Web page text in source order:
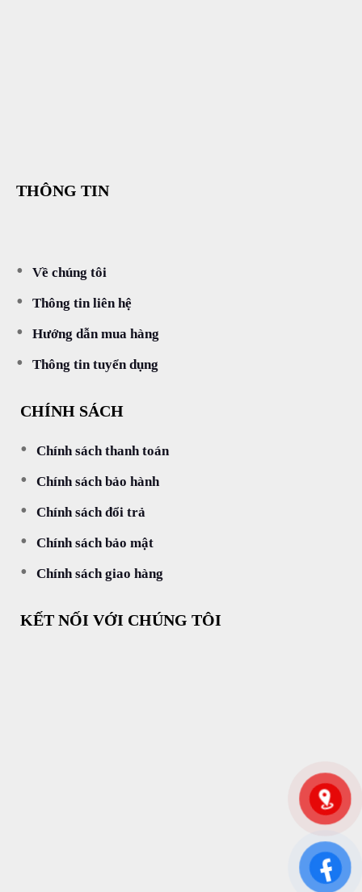
THÔNG TIN
Về chúng tôi
Thông tin liên hệ
Hướng dẫn mua hàng
Thông tin tuyển dụng
CHÍNH SÁCH
Chính sách thanh toán
Chính sách bảo hành
Chính sách đổi trả
Chính sách bảo mật
Chính sách giao hàng
KẾT NỐI VỚI CHÚNG TÔI